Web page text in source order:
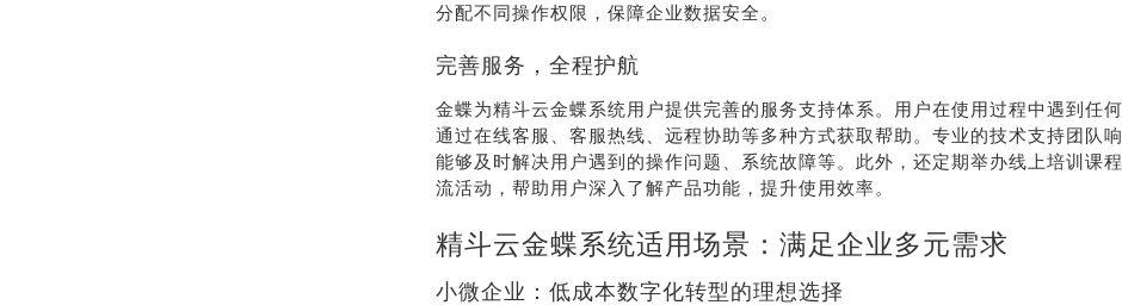
分配不同操作权限，保障企业数据安全。
完善服务，全程护航
金蝶为精斗云金蝶系统用户提供完善的服务支持体系。用户在使用过程中遇到任
通过在线客服、客服热线、远程协助等多种方式获取帮助。专业的技术支持团队响
能够及时解决用户遇到的操作问题、系统故障等。此外，还定期举办线上培训课
流活动，帮助用户深入了解产品功能，提升使用效率。
精斗云金蝶系统适用场景：满足企业多元需求
小微企业：低成本数字化转型的理想选择